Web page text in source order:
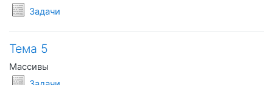
Задачи
Условия задач
Тема 5
Массивы
Условия задач